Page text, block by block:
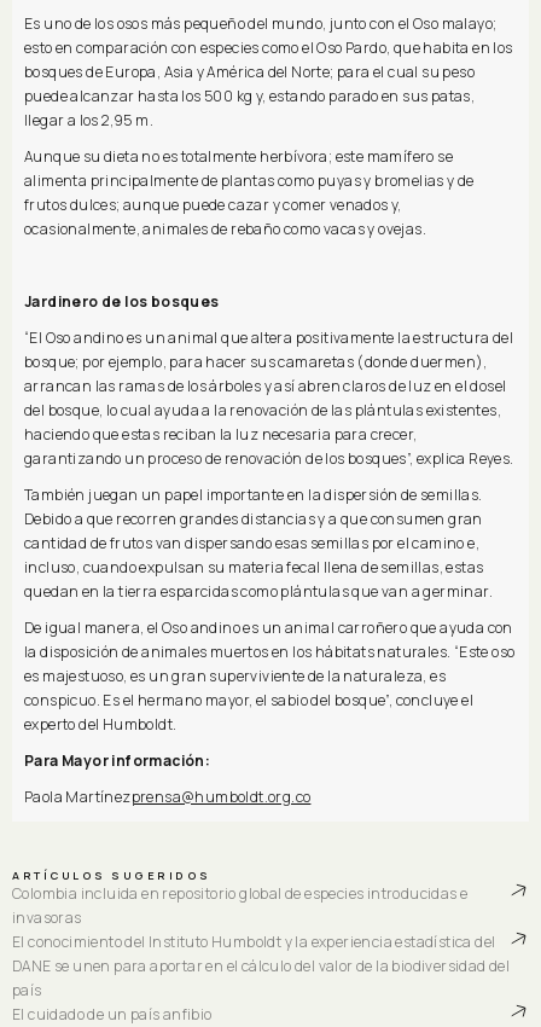
Es uno de los osos más pequeño del mundo, junto con el Oso malayo;
esto en comparación con especies como el Oso Pardo, que habita en los
bosques de Europa, Asia y América del Norte; para el cual su peso
puede alcanzar hasta los 500 kg y, estando parado en sus patas,
llegar a los 2,95 m.
Aunque su dieta no es totalmente herbívora; este mamífero se
alimenta principalmente de plantas como puyas y bromelias y de
frutos dulces; aunque puede cazar y comer venados y,
ocasionalmente, animales de rebaño como vacas y ovejas.
Jardinero de los bosques
“El Oso andino es un animal que altera positivamente la estructura del
bosque; por ejemplo, para hacer sus camaretas (donde duermen),
arrancan las ramas de los árboles y así abren claros de luz en el dosel
del bosque, lo cual ayuda a la renovación de las plántulas existentes,
haciendo que estas reciban la luz necesaria para crecer,
garantizando un proceso de renovación de los bosques”, explica Reyes.
También juegan un papel importante en la dispersión de semillas.
Debido a que recorren grandes distancias y a que consumen gran
cantidad de frutos van dispersando esas semillas por el camino e,
incluso, cuando expulsan su materia fecal llena de semillas, estas
quedan en la tierra esparcidas como plántulas que van a germinar.
De igual manera, el Oso andino es un animal carroñero que ayuda con
la disposición de animales muertos en los hábitats naturales. “Este oso
es majestuoso, es un gran superviviente de la naturaleza, es
conspicuo. Es el hermano mayor, el sabio del bosque”, concluye el
experto del Humboldt.
Para Mayor información:
Paola Martínezprensa@humboldt.org.co
ARTÍCULOS SUGERIDOS
Colombia incluida en repositorio global de especies introducidas e
invasoras
El conocimiento del Instituto Humboldt y la experiencia estadística del
DANE se unen para aportar en el cálculo del valor de la biodiversidad del
país
El cuidado de un país anfibio